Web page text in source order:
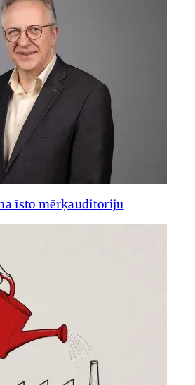
īsto mērķauditoriju